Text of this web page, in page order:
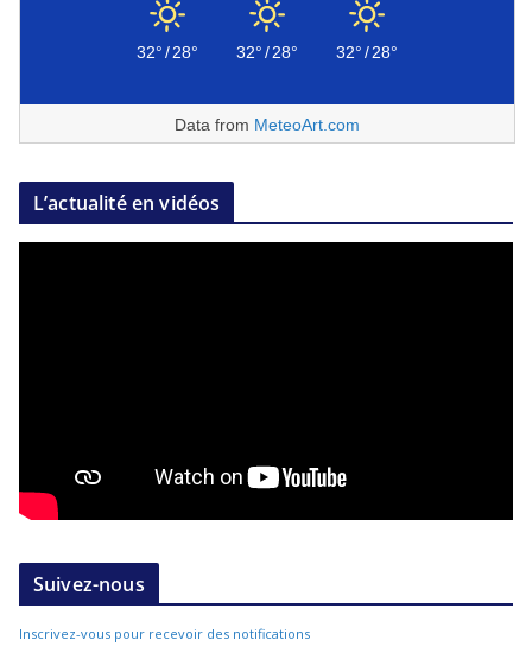
32°/28° 32°/28° 32°/28°
Data from MeteoArt.com
L’actualité en vidéos
Suivez-nous
Inscrivez-vous pour recevoir des notifications